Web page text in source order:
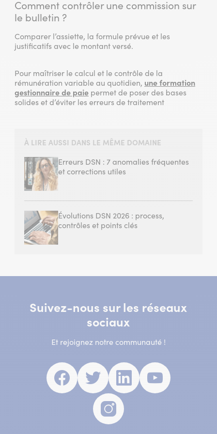
Comment contrôler une commission sur
le bulletin ?
Comparer l’assiette, la formule prévue et les
justificatifs avec le montant versé.
Pour maîtriser le calcul et le contrôle de la
rémunération variable au quotidien, une formation
gestionnaire de paie permet de poser des bases
solides et d’éviter les erreurs de traitement
À LIRE AUSSI DANS LE MÊME DOMAINE
Erreurs DSN : 7 anomalies fréquentes
et corrections utiles
Évolutions DSN 2026 : process,
contrôles et points clés
Suivez-nous sur les réseaux
sociaux
Et rejoignez notre communauté !
Facebook
(nouvelle
fenêtre)
Twitter
(nouvelle
fenêtre)
Linkedin
(nouvelle
fenêtre)
Youtube
fenêtre)
Instagram
(nouvelle
fenêtre)